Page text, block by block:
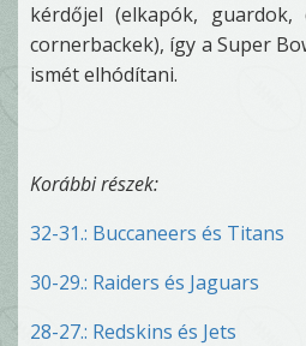
kérdőjel (elkapók, guardok,
cornerbackek), így a Super
ismét elhódítani.
Korábbi részek:
32-31.: Buccaneers és Titans
30-29.: Raiders és Jaguars
28-27.: Redskins és Jets